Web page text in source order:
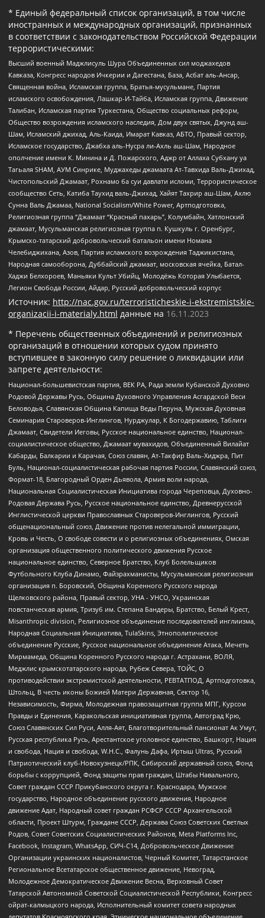
* Единый федеральный список организаций, в том числе
иностранных и международных организаций, признанных
в соответствии с законодательством Российской Федерации
террористическими:
Высший военный Маджлисуль Шура Объединенных сил моджахедов
Кавказа, Конгресс народов Ичкерии и Дагестана, База, Асбат аль-Ансар,
Священная война, Исламская группа, Братья-мусульмане, Партия
исламского освобождения, Лашкар-И-Тайба, Исламская группа, Движение
Талибан, Исламская партия Туркестана, Общество социальных реформ,
Общество возрождения исламского наследия, Дом двух святых, Джунд аш-
Шам, Исламский джихад, Аль-Каида, Имарат Кавказ, АБТО, Правый сектор,
Исламское государство, Джабха аль-Нусра ли-Ахль аш-Шам, Народное
ополчение имени К. Минина и Д. Пожарского, Аджр от Аллаха Субхану уа
Тагьаля SHAM, АУМ Синрике, Муджахеды джамаата Ат-Тавхида Валь-Джихад,
Чистопольский Джамаат, Рохнамо ба суи давлати исломи, Террористическое
сообщество Сеть, Катиба Таухид валь-Джихад, Хайят Тахрир аш-Шам, Ахлю
Сунна Валь Джамаа, National Socialism/White Power, Артподготовка,
Религиозная группа “Джамаат “Красный пахарь”, Колумбайн, Хатлонский
джамаат, Мусульманская религиозная группа п. Кушкуль г. Оренбург,
Крымско-татарский добровольческий батальон имени Номана
Челебиджихана, Азов, Партия исламского возрождения Таджикистана,
Народная самооборона, Дуббайский джамаат, московская ячейка, Батал-
Хаджи Белхороев, Маньяки Культ Убийц, Молодёжь Которая Улыбается,
Легион Свобода России, Айдар, Русский добровольческий корпус
Источник: http://nac.gov.ru/terroristicheskie-i-ekstremistskie-
organizacii-i-materialy.html данные на 16.11.2023
* Перечень общественных объединений и религиозных
организаций в отношении которых судом принято
вступившее в законную силу решение о ликвидации или
запрете деятельности:
Национал-большевистская партия, ВЕК РА, Рада земли Кубанской Духовно
Родовой Державы Русь, Община Духовного Управления Асгардской Веси
Беловодья, Славянская Община Капища Веды Перуна, Мужская Духовная
Семинария Староверов-Инглингов, Нурджулар, К Богодержавию, Таблиги
Джамаат, Свидетели Иеговы, Русское национальное единство, Национал-
социалистическое общество, Джамаат мувахидов, Объединенный Вилайат
Кабарды, Балкарии и Карачая, Союз славян, Ат-Такфир Валь-Хиджра, Пит
Буль, Национал-социалистическая рабочая партия России, Славянский союз,
Формат-18, Благородный Орден Дьявола, Армия воли народа,
Национальная Социалистическая Инициатива города Череповца, Духовно-
Родовая Держава Русь, Русское национальное единство, Древнерусской
Инглистической церкви Православных Староверов-Инглингов, Русский
общенациональный союз, Движение против нелегальной иммиграции,
Кровь и Честь, О свободе совести и о религиозных объединениях, Омская
организация общественного политического движения Русское
национальное единство, Северное Братство, Клуб Болельщиков
Футбольного Клуба Динамо, Файзрахманисты, Мусульманская религиозная
организация п. Боровский, Община Коренного Русского народа
Щелковского района, Правый сектор, УНА - УНСО, Украинская
повстанческая армия, Тризуб им. Степана Бандеры, Братство, Белый Крест,
Misanthropic division, Религиозное объединение последователей инглиизма,
Народная Социальная Инициатива, TulaSkins, Этнополитическое
объединение Русские, Русское национальное объединение Атака, Мечеть
Мирмамеда, Община Коренного Русского народа г. Астрахани, ВОЛЯ,
Меджлис крымскотатарского народа, Рубеж Севера, ТОЙС, О
противодействии экстремистской деятельности, РЕВТАТПОД, Артподготовка,
Штольц, В честь иконы Божией Матери Державная, Сектор 16,
Независимость, Фирма, Молодежная правозащитная группа МПГ, Курсом
Правды и Единения, Каракольская инициативная группа, Автоград Крю,
Союз Славянских Сил Руси, Алля-Аят, Благотворительный пансионат Ак Умут,
Русская республика Русь, Арестантское уголовное единство, Башкорт, Нация
и свобода, Нация и свобода, W.H.С., Фалунь Дафа, Иртыш Ultras, Русский
Патриотический клуб-Новокузнецк/РПК, Сибирский державный союз, Фонд
борьбы с коррупцией, Фонд защиты прав граждан, Штабы Навального,
Совет граждан СССР Прикубанского округа г. Краснодара, Мужское
государство, Народное объединение русского движения, Народное
движение Адат, Народный совет граждан РСФСР СССР Архангельской
области, Проект Штурм, Граждане СССР, Держава Союз Советских Светлых
Родов, Совет Советских Социалистических Районов, Meta Platforms Inc,
Facebook, Instagram, WhatsApp, СИЧ-С14, Добровольческое Движение
Организации украинских националистов, Черный Комитет, Татарстанское
Региональное Всетатарское общественное движение, Невоград,
Молодежное Демократическое Движение Весна, Верховный Совет
Татарской Автономной Советской Социалистической Республики, Конгресс
ойрат-калмыцкого народа, Исполнительный комитет совета народных